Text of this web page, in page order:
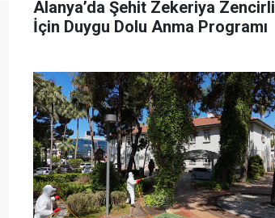
Alanya’da Şehit Zekeriya Zencirli
İçin Duygu Dolu Anma Programı